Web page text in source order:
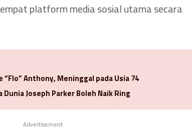
platform media sosial utama secara
“Flo” Anthony, Meninggal pada Usia 74
Dunia Joseph Parker Boleh Naik Ring
Advertisement